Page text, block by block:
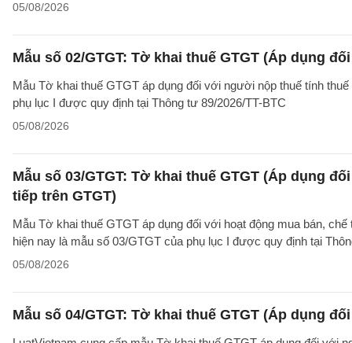
05/08/2026
Mẫu số 02/GTGT: Tờ khai thuế GTGT (Áp dụng
Mẫu Tờ khai thuế GTGT áp dụng đối với người nộp thuế tính
phụ lục I được quy định tại Thông tư 89/2026/TT-BTC
05/08/2026
Mẫu số 03/GTGT: Tờ khai thuế GTGT (Áp dụng
tiếp trên GTGT)
Mẫu Tờ khai thuế GTGT áp dụng đối với hoạt động mua bán,
hiện nay là mẫu số 03/GTGT của phụ lục I được quy định tại
05/08/2026
Mẫu số 04/GTGT: Tờ khai thuế GTGT (Áp dụng